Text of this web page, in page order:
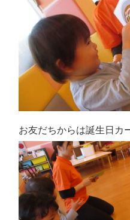
お友だちからは誕生日カ